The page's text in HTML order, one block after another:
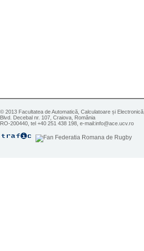
© 2013 Facultatea de Automatică, Calculatoare și Electronică,
Blvd. Decebal nr. 107, Craiova, România
RO-200440, tel +40 251 438 198, e-mail:info@ace.ucv.ro